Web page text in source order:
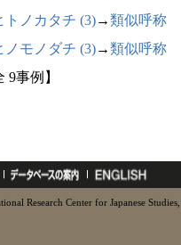
トノカタチ (3)→類似呼称
ノモノダチ (3)→類似呼称
9事例】
Research Center for Japanese